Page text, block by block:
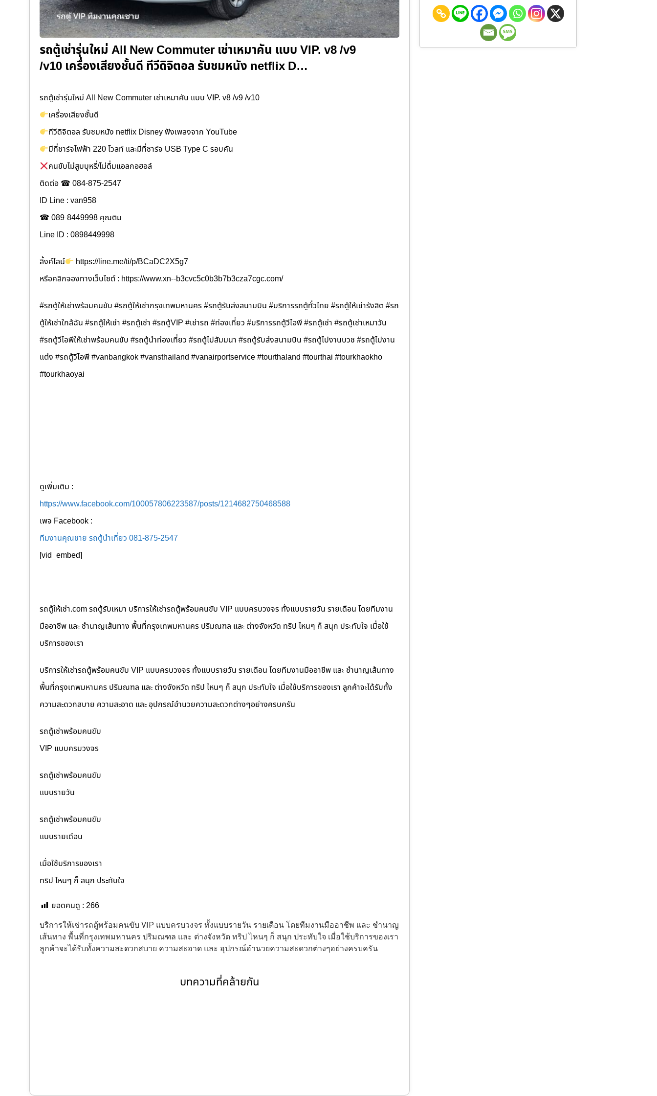
รถตู้เช่ารุ่นใหม่ All New Commuter เช่าเหมาคัน แบบ VIP. v8 /v9
/v10 เครื่องเสียงชั้นดี ทีวีดิจิตอล รับชมหนัง netflix D…
รถตู้เช่ารุ่นใหม่ All New Commuter เช่าเหมาคัน แบบ VIP. v8 /v9 /v10
เครื่องเสียงชั้นดี
ทีวีดิจิตอล รับชมหนัง netflix Disney ฟังเพลงจาก YouTube
มีที่ชาร์จไฟฟ้า 220 โวลท์ และมีที่ชาร์จ USB Type C รอบคัน
คนขับไม่สูบบุหรี่/ไม่ดื่มแอลกอฮอล์
ติดต่อ ☎ 084-875-2547
ID Line : van958
☎ 089-8449998 คุณติม
Line ID : 0898449998
ลิ้งค์ไลน์
https://line.me/ti/p/BCaDC2X5g7
หรือคลิกจองทางเว็บไซต์ : https://www.xn--b3cvc5c0b3b7b3cza7cgc.com/
#รถตู้ให้เช่าพร้อมคนขับ #รถตู้ให้เช่ากรุงเทพมหานคร #รถตู้รับส่งสนามบิน #บริการรถตู้ทั่วไทย #รถตู้ให้เช่ารังสิต #รถ
ตู้ให้เช่าใกล้ฉัน #รถตู้ให้เช่า #รถตู้เช่า #รถตู้VIP #เช่ารถ #ท่องเที่ยว #บริการรถตู้วีไอพี #รถตู้เช่า #รถตู้เช่าเหมาวัน
#รถตู้วีไอพีให้เช่าพร้อมคนขับ #รถตู้นำท่องเที่ยว #รถตู้ไปสัมมนา #รถตู้รับส่งสนามบิน #รถตู้ไปงานบวช #รถตู้ไปงาน
แต่ง #รถตู้วีไอพี #vanbangkok #vansthailand #vanairportservice #tourthaland #tourthai #tourkhaokho
#tourkhaoyai
ดูเพิ่มเติม :
https://www.facebook.com/100057806223587/posts/1214682750468588
เพจ Facebook :
ทีมงานคุณชาย รถตู้นำเที่ยว 081-875-2547
[vid_embed]
รถตู้ให้เช่า.com รถตู้รับเหมา บริการให้เช่ารถตู้พร้อมคนขับ VIP แบบครบวงจร ทั้งแบบรายวัน รายเดือน โดยทีมงาน
มืออาชีพ และ ชำนาญเส้นทาง พื้นที่กรุงเทพมหานคร ปริมณฑล และ ต่างจังหวัด ทริป ไหนๆ ก็ สนุก ประทับใจ เมื่อใช้
บริการของเรา
บริการให้เช่ารถตู้พร้อมคนขับ VIP แบบครบวงจร ทั้งแบบรายวัน รายเดือน โดยทีมงานมืออาชีพ และ ชำนาญเส้นทาง
พื้นที่กรุงเทพมหานคร ปริมณฑล และ ต่างจังหวัด ทริป ไหนๆ ก็ สนุก ประทับใจ เมื่อใช้บริการของเรา ลูกค้าจะได้รับทั้ง
ความสะดวกสบาย ความสะอาด และ อุปกรณ์อำนวยความสะดวกต่างๆอย่างครบครัน
รถตู้เช่าพร้อมคนขับ
VIP แบบครบวงจร
รถตู้เช่าพร้อมคนขับ
แบบรายวัน
รถตู้เช่าพร้อมคนขับ
แบบรายเดือน
เมื่อใช้บริการของเรา
ทริป ไหนๆ ก็ สนุก ประทับใจ
ยอดคนดู : 266
บริการให้เช่ารถตู้พร้อมคนขับ VIP แบบครบวงจร ทั้งแบบรายวัน รายเดือน โดยทีมงานมืออาชีพ และ ชำนาญ
เส้นทาง พื้นที่กรุงเทพมหานคร ปริมณฑล และ ต่างจังหวัด ทริป ไหนๆ ก็ สนุก ประทับใจ เมื่อใช้บริการของเรา
ลูกค้าจะได้รับทั้งความสะดวกสบาย ความสะอาด และ อุปกรณ์อำนวยความสะดวกต่างๆอย่างครบครัน
บทความที่คล้ายกัน